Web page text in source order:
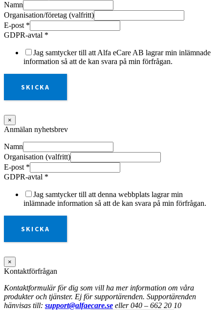
Namn
Organisation/företag (valfritt)
E-post *
GDPR-avtal *
Jag samtycker till att Alfa eCare AB lagrar min inlämnade
information så att de kan svara på min förfrågan.
SKICKA
×
Anmälan nyhetsbrev
Namn
Organisation (valfritt)
E-post *
GDPR-avtal *
Jag samtycker till att denna webbplats lagrar min
inlämnade information så att de kan svara på min förfrågan.
SKICKA
×
Kontaktförfrågan
Kontaktformulär för dig som vill ha mer information om våra
produkter och tjänster. Ej för supportärenden. Supportärenden
hänvisas till: support@alfaecare.se eller 040 – 662 20 10